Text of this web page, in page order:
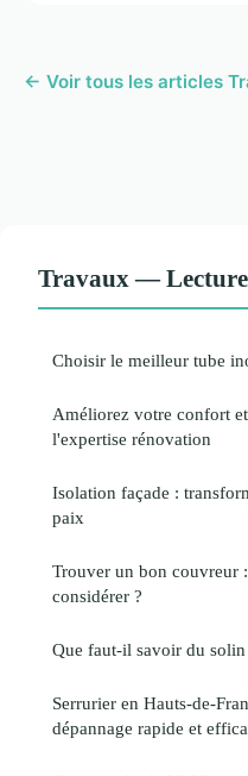
← Voir tous les articles
Travaux —
Choisir le meilleur tube
Améliorez votre confort
l'expertise rénovation
Isolation façade :
paix
Trouver un bon couvreur
considérer ?
Que faut-il savoir du solin
Serrurier en Hauts-de-
dépannage rapide et